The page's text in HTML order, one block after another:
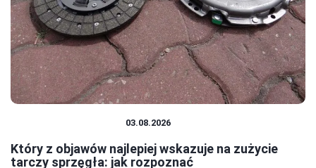
03.08.2026
Który z objawów najlepiej wskazuje na zużycie
tarczy sprzęgła: jak rozpoznać